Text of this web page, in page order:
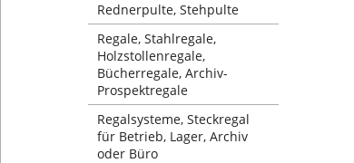
Rednerpulte, Stehpulte
Regale, Stahlregale,
Holzstollenregale,
Bücherregale, Archiv-
Prospektregale
Regalsysteme, Steckregal
für Betrieb, Lager, Archiv
oder Büro